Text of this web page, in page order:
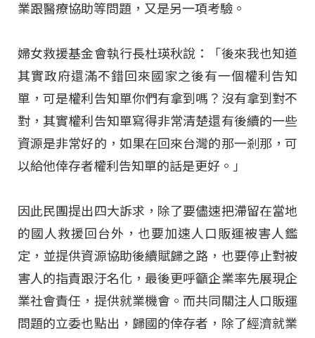
業跟醫療協助等問題，又是另一項考驗。
婦女救援基金會執行長杜瑛秋說：「後來我也知道
其實政府還滿不錯回來國家之後有一個權利告知
單，可是權利告知單你們有拿到嗎？沒有拿到對不
對，其實權利告知單寫得非常清楚還有後續的一些
資源是非常好的，如果在回來台灣的那一剎那，可
以給他倖存者權利告知單的話是更好。」
因此民團提出四大訴求，除了要儘速把滯留在當地
的國人救援回台外，也要加速人口販運被害人鑑
定，並提供資源協助後續賦歸之路，也要停止對被
害人的指責跟汙名化，最後更呼籲企業率先展現企
業社會責任，提供就業機會。而共同關注人口販運
問題的立委也點出，歸國的倖存者，除了經濟就業